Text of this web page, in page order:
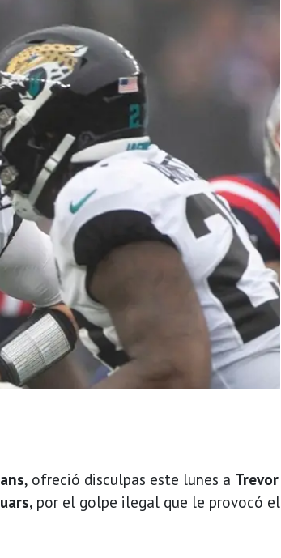
, ofreció disculpas este lunes a Trevor
por el golpe ilegal que le provocó el